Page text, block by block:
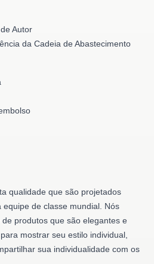
Autor
da Cadeia de Abastecimento
qualidade que são projetados
de classe mundial. Nós
produtos que são elegantes e
mostrar seu estilo individual,
sua individualidade com os